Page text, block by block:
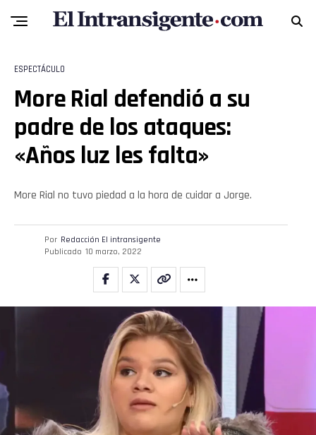
ESPECTÁCULO
More Rial defendió a su
padre de los ataques:
«Años luz les falta»
More Rial no tuvo piedad a la hora de cuidar a Jorge.
Por Redacción El intransigente
Publicado 10 marzo, 2022
Flipboard
Reddit
Pinterest